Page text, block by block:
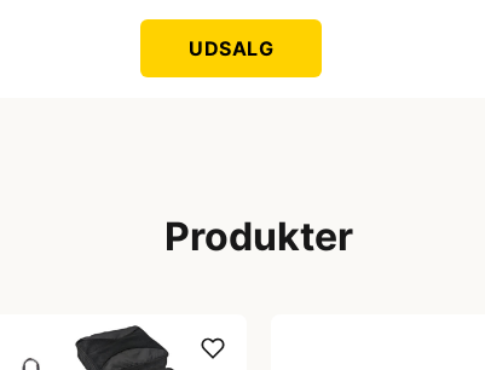
UDSALG
Produkter